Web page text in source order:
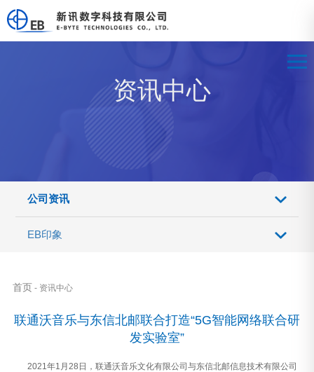
资讯中心
公司资讯
EB印象
首页 - 资讯中心
联通沃音乐与东信北邮联合打造“5G智能网络联合研
发实验室”
2021年1月28日，联通沃音乐文化有限公司与东信北邮信息技术有限公司